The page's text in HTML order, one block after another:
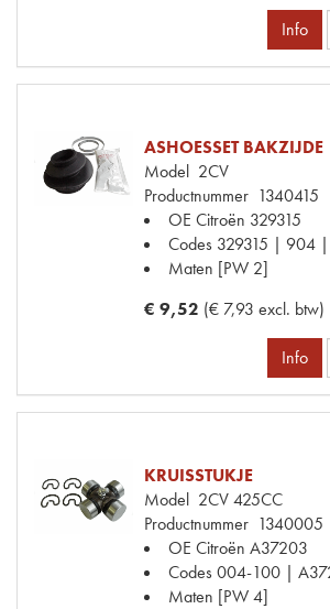
Info
ASHOESSET
Model 2CV
Productnummer 1340415
OE Citroën 329315
Codes 329315 | 904
Maten [PW 2]
€ 9,52 (€ 7,93 excl. btw)
Info
KRUISSTUKJE
Model 2CV 425CC
Productnummer 1340005
OE Citroën A37203
Codes004-100 |
Maten [PW 4]